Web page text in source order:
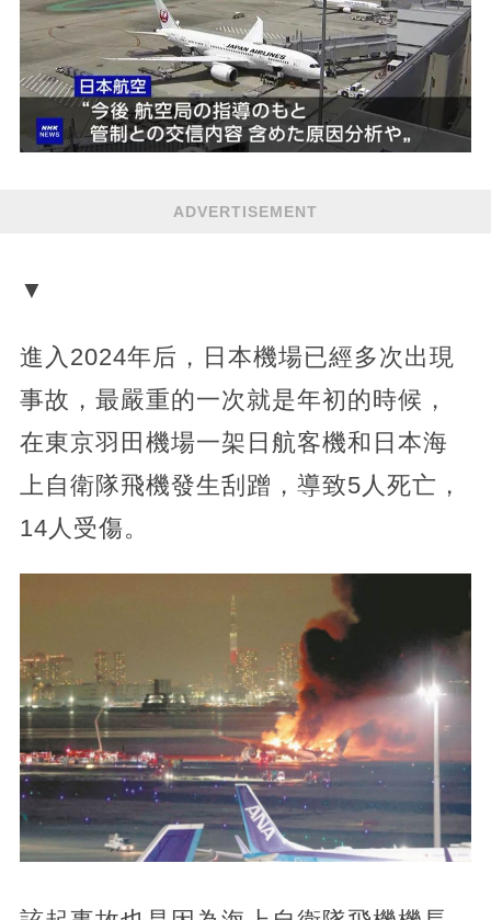
ADVERTISEMENT
▼
進入2024年后，日本機場已經多次出現
事故，最嚴重的一次就是年初的時候，
在東京羽田機場一架日航客機和日本海
上自衛隊飛機發生刮蹭，導致5人死亡，
14人受傷。